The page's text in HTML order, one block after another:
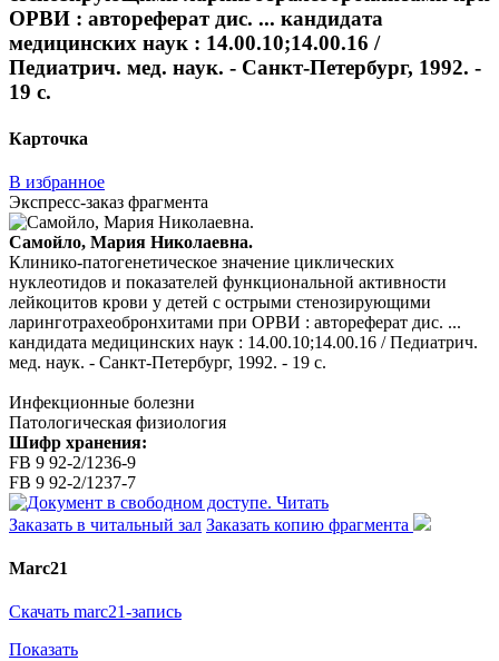
ОРВИ : автореферат дис. ... кандидата
медицинских наук : 14.00.10;14.00.16 /
Педиатрич. мед. наук. - Санкт-Петербург, 1992. -
19 с.
Карточка
В избранное
Экспресс-заказ фрагмента
Самойло, Мария Николаевна.
Клинико-патогенетическое значение циклических
нуклеотидов и показателей функциональной активности
лейкоцитов крови у детей с острыми стенозирующими
ларинготрахеобронхитами при ОРВИ : автореферат дис. ...
кандидата медицинских наук : 14.00.10;14.00.16 / Педиатрич.
мед. наук. - Санкт-Петербург, 1992. - 19 с.
Инфекционные болезни
Патологическая физиология
Шифр хранения:
FB 9 92-2/1236-9
FB 9 92-2/1237-7
Читать
Заказать в читальный зал Заказать копию фрагмента
Marc21
Скачать marc21-запись
Показать